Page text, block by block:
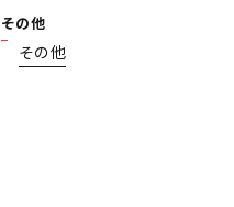
その他
その他